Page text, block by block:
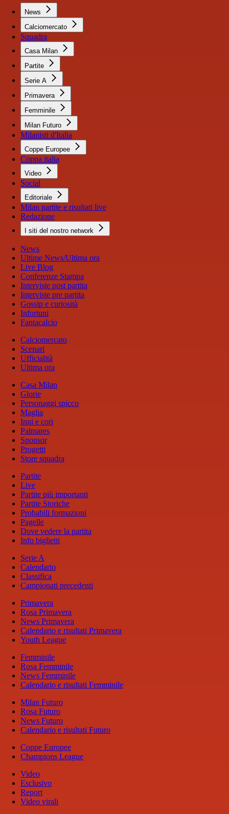
News
Calciomercato
Squadra
Casa Milan
Partite
Serie A
Primavera
Femminile
Milan Futuro
Milanisti d'Italia
Coppe Europee
Coppa italia
Video
Social
Editoriale
Milan partite e risultati live
Redazione
I siti del nostro network
News
Ultime News/Ultima ora
Live Blog
Conferenze Stampa
Interviste post partita
Interviste pre partita
Gossip e curiosità
Infortuni
Fantacalcio
Calciomercato
Scenari
Ufficialità
Ultima ora
Casa Milan
Glorie
Personaggi spicco
Maglia
Inni e cori
Palmares
Sponsor
Progetti
Store squadra
Partite
Live
Partite più importanti
Partite Storiche
Probabili formazioni
Pagelle
Dove vedere la partita
Info biglietti
Serie A
Calendario
Classifica
Campionati precedenti
Primavera
Rosa Primavera
News Primavera
Calendario e risultati Primavera
Youth League
Femminile
Rosa Femminile
News Femminile
Calendario e risultati Femminile
Milan Futuro
Rosa Futuro
News Futuro
Calendario e risultati Futuro
Coppe Europee
Champions League
Video
Esclusivo
Report
Video virali